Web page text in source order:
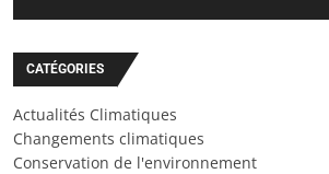
CATÉGORIES
Actualités Climatiques
Changements climatiques
Conservation de l'environnement